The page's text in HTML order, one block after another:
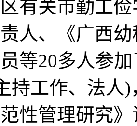
有关市勤工
人、《广西
等20多人参
持工作、法人
性管理研究